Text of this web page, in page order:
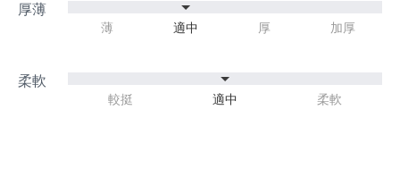
薄 適中 厚 加厚
較挺 適中 柔軟